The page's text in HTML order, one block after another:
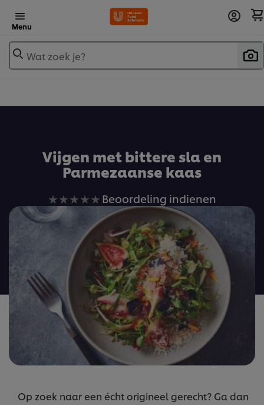
Menu
Wat zoek je?
Vijgen met bittere sla en
Parmezaanse kaas
Geen
beoordelingen
ingediend
voor
deze
recipe
Beoordeling indienen
Op zoek naar een écht origineel gerecht? Ga dan